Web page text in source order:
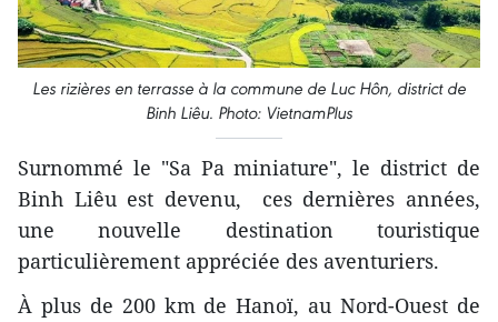
Les rizières en terrasse à la commune de Luc Hôn, district de
Binh Liêu. Photo: VietnamPlus
Surnommé le "Sa Pa miniature", le district de
Binh Liêu est devenu, ces dernières années,
une nouvelle destination touristique
particulièrement appréciée des aventuriers.
À plus de 200 km de Hanoï, au Nord-Ouest de